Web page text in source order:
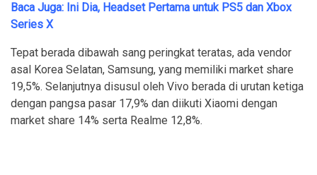
Baca Juga: Ini Dia, Headset Pertama untuk PS5 dan Xbox
Series X
Tepat berada dibawah sang peringkat teratas, ada vendor
asal Korea Selatan, Samsung, yang memiliki market share
19,5%. Selanjutnya disusul oleh Vivo berada di urutan ketiga
dengan pangsa pasar 17,9% dan diikuti Xiaomi dengan
market share 14% serta Realme 12,8%.